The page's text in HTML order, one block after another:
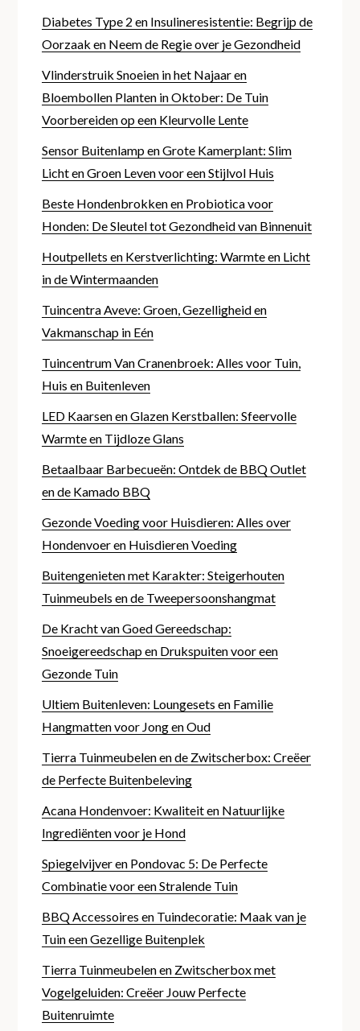
Diabetes Type 2 en Insulineresistentie: Begrijp de
Oorzaak en Neem de Regie over je Gezondheid
Vlinderstruik Snoeien in het Najaar en
Bloembollen Planten in Oktober: De Tuin
Voorbereiden op een Kleurvolle Lente
Sensor Buitenlamp en Grote Kamerplant: Slim
Licht en Groen Leven voor een Stijlvol Huis
Beste Hondenbrokken en Probiotica voor
Honden: De Sleutel tot Gezondheid van Binnenuit
Houtpellets en Kerstverlichting: Warmte en Licht
in de Wintermaanden
Tuincentra Aveve: Groen, Gezelligheid en
Vakmanschap in Eén
Tuincentrum Van Cranenbroek: Alles voor Tuin,
Huis en Buitenleven
LED Kaarsen en Glazen Kerstballen: Sfeervolle
Warmte en Tijdloze Glans
Betaalbaar Barbecueën: Ontdek de BBQ Outlet
en de Kamado BBQ
Gezonde Voeding voor Huisdieren: Alles over
Hondenvoer en Huisdieren Voeding
Buitengenieten met Karakter: Steigerhouten
Tuinmeubels en de Tweepersoonshangmat
De Kracht van Goed Gereedschap:
Snoeigereedschap en Drukspuiten voor een
Gezonde Tuin
Ultiem Buitenleven: Loungesets en Familie
Hangmatten voor Jong en Oud
Tierra Tuinmeubelen en de Zwitscherbox: Creëer
de Perfecte Buitenbeleving
Acana Hondenvoer: Kwaliteit en Natuurlijke
Ingrediënten voor je Hond
Spiegelvijver en Pondovac 5: De Perfecte
Combinatie voor een Stralende Tuin
BBQ Accessoires en Tuindecoratie: Maak van je
Tuin een Gezellige Buitenplek
Tierra Tuinmeubelen en Zwitscherbox met
Vogelgeluiden: Creëer Jouw Perfecte
Buitenruimte